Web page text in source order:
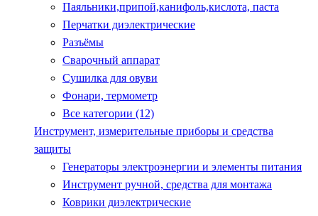
Паяльники,припой,канифоль,кислота, паста
Перчатки диэлектрические
Разъёмы
Сварочный аппарат
Сушилка для овуви
Фонари, термометр
Все категории (12)
Инструмент, измерительные приборы и средства
защиты
Генераторы электроэнергии и элементы питания
Инструмент ручной, средства для монтажа
Коврики диэлектрические